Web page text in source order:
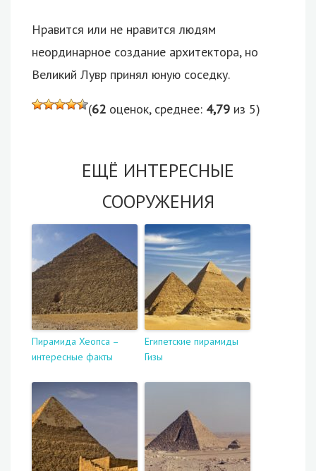
Нравится или не нравится людям
неординарное создание архитектора, но
Великий Лувр принял юную соседку.
(62 оценок, среднее: 4,79 из 5)
ЕЩЁ ИНТЕРЕСНЫЕ
СООРУЖЕНИЯ
Пирамида Хеопса –
интересные факты
Египетские пирамиды
Гизы